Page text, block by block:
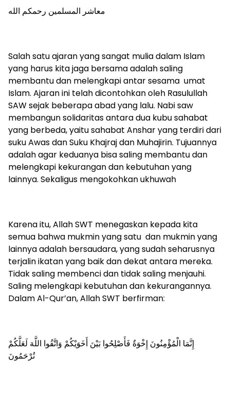
معاشر المسلمين رحمكم الله
Salah satu ajaran yang sangat mulia dalam Islam
yang harus kita jaga bersama adalah saling
membantu dan melengkapi antar sesama umat
Islam. Ajaran ini telah dicontohkan oleh Rasulullah
SAW sejak beberapa abad yang lalu. Nabi saw
membangun solidaritas antara dua kubu sahabat
yang berbeda, yaitu sahabat Anshar yang terdiri dari
suku Awas dan Suku Khajraj dan Muhajirin. Tujuannya
adalah agar keduanya bisa saling membantu dan
melengkapi kekurangan dan kebutuhan yang
lainnya. Sekaligus mengokohkan ukhuwah
Karena itu, Allah SWT menegaskan kepada kita
semua bahwa mukmin yang satu dan mukmin yang
lainnya adalah bersaudara, yang sudah seharusnya
terjalin ikatan yang baik dan dekat antara mereka.
Tidak saling membenci dan tidak saling menjauhi.
Saling melengkapi kebutuhan dan kekurangannya.
Dalam Al-Qur’an, Allah SWT berfirman:
إِنَّمَا الْمُؤْمِنُونَ إِخْوَةٌ فَأَصْلِحُوا بَيْنَ أَخَوَيْكُمْ وَاتَّقُوا اللَّهَ لَعَلَّكُمْ
تُرْحَمُونَ